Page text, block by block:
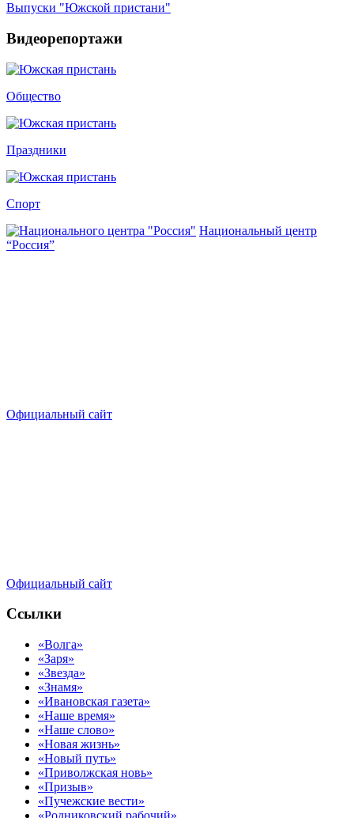
Выпуски "Южской пристани"
Видеорепортажи
Общество
Праздники
Спорт
Национальный центр
“Россия”
Официальный сайт
Официальный сайт
Ссылки
«Волга»
«Заря»
«Звезда»
«Знамя»
«Ивановская газета»
«Наше время»
«Наше слово»
«Новая жизнь»
«Новый путь»
«Приволжская новь»
«Призыв»
«Пучежские вести»
«Родниковский рабочий»